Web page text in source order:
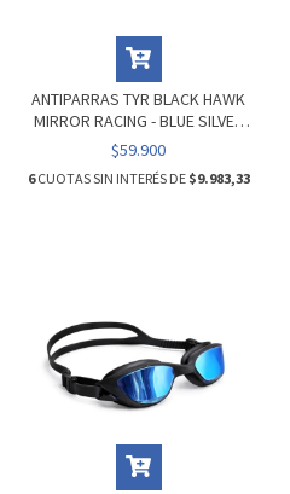
ANTIPARRAS TYR BLACK HAWK
MIRROR RACING - BLUE SILVER
(046)
$59.900
6CUOTAS SIN INTERÉS DE $9.983,33